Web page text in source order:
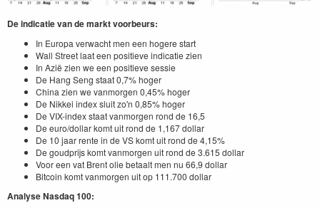
De indicatie van de markt voorbeurs:
In Europa verwacht men een hogere start
Wall Street laat een positieve indicatie zien
In Azië zien we een positieve sessie
De Hang Seng staat 0,7% hoger
China zien we vanmorgen 0,45% hoger
De Nikkei index sluit zo'n 0,85% hoger
De VIX-index staat vanmorgen rond de 16,5
De euro/dollar komt uit rond de 1,167 dollar
De 10 jaar rente in de VS komt uit rond de 4,15%
De goudprijs komt vanmorgen uit rond de 3.615 dollar
Voor een vat Brent olie betaalt men nu 66,9 dollar
Bitcoin komt vanmorgen uit op 111.700 dollar
Analyse Nasdaq 100: